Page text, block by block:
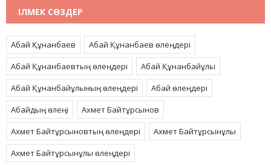
ІЛМЕК СӨЗДЕР
Абай Құнанбаев
Абай Құнанбаев өлеңдері
Абай Құнанбаевтың өлеңдері
Абай Құнанбайұлы
Абай Құнанбайұлының өлеңдері
Абай өлеңдері
Абайдың өлеңі
Ахмет Байтұрсынов
Ахмет Байтұрсыновтың өлеңдері
Ахмет Байтұрсынұлы
Ахмет Байтұрсынұлы өлеңдері